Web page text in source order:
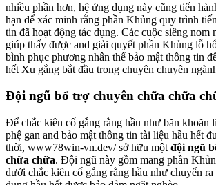
nhiều phần hơn, hệ ứng dụng này cũng tiến
hạn để xác minh rằng phần Khủng quy trình
tin đã hoạt động tác dụng. Các cuộc siêng nom
giúp thấy được and giải quyết phần Khủng lỗ
bình phục phương nhân thể bảo mật thông tin
hết Xu gắng bắt đầu trong chuyên chuyên
Đội ngũ bổ trợ chuyên chữa chữa
Để chắc kiên cố gắng rằng hầu như băn khoăn
phệ gan and bảo mật thông tin tài liệu hầu hết
thời, www78win-vn.dev/ sở hữu một đội ngũ
chữa chữa. Đội ngũ này gồm mang phần
dưới chắc kiên cố gắng rằng hầu như chuyển